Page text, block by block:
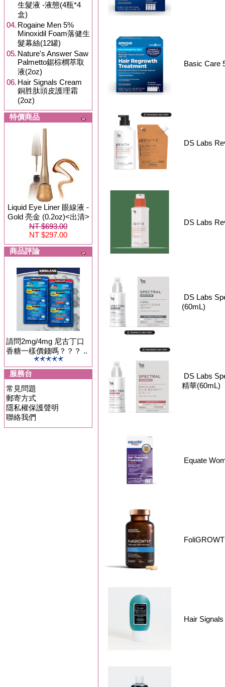
生髮液 -液態(4瓶*4
盒)
04. Rogaine Men 5%
Minoxidil Foam落健生
髮幕絲(12罐)
05. Nature's Answer Saw
Palmetto鋸棕櫚萃取
液(2oz)
06. Hair Signals Cream
銅胜肽頭皮護理霜
(2oz)
特價商品
Liquid Eye Liner 眼線液 -
Gold 亮金 (0.2oz)<出清>
NT $693.00
NT $297.00
商品評論
請問2mg/4mg 尼古丁口
香糖一樣價錢嗎？？？ ..
服務台
常見問題
郵寄方式
隱私權保護聲明
聯絡我們
Basic Care
DS Labs
DS Labs
DS Labs
(60mL)
DS Labs
精華(60mL)
Equate
Hair